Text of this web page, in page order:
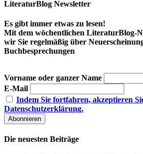
LiteraturBlog Newsletter
Es gibt immer etwas zu lesen!
Mit dem wöchentlichen LiteraturBlog-
wir Sie regelmäßig über
Buchbesprechungen
Vorname oder ganzer Name
E-Mail
Indem Sie fortfahren, akzeptieren
Datenschutzerklärung.
Die neuesten Beiträge